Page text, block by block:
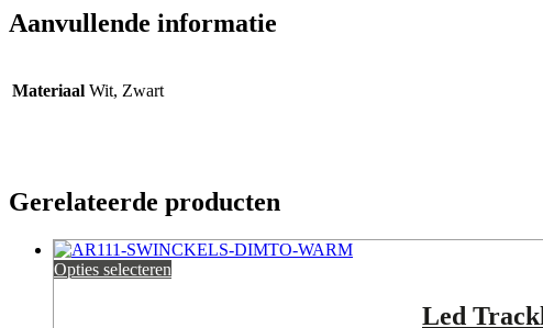
Aanvullende informatie
Materiaal Wit, Zwart
Gerelateerde producten
Opties selecteren
Led